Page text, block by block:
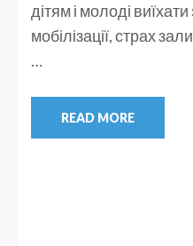
дітям і молоді
мобілізації, страх
…
READ MORE